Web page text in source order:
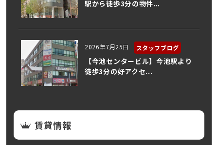
駅から徒歩3分の物件...
2026年7月25日 スタッフブログ
【今池センタービル】今池駅より
徒歩3分の好アクセ...
賃貸情報